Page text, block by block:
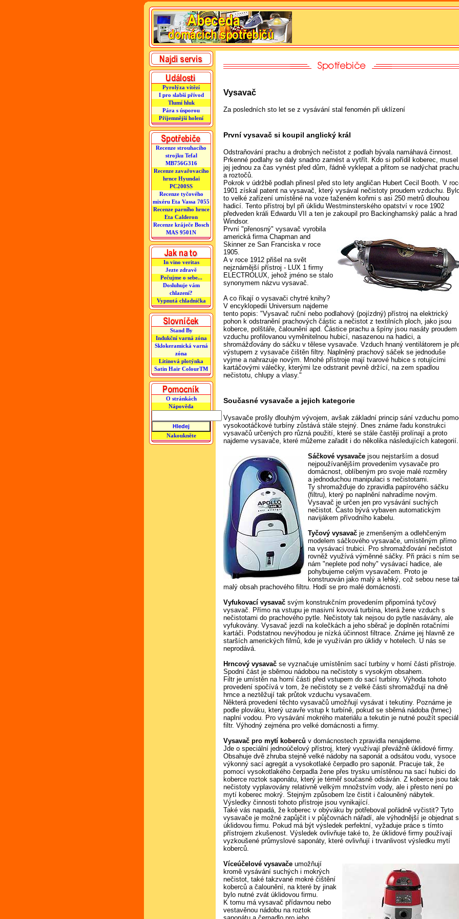
Pyrolýza vítězí
I pro slabší přívod
Tlumí hluk
Pára s úsporou
Příjemnější holení
Recenze strouhacího
strojku Tefal
MB756G316
Recenze zavařovacího
hrnce Hyundai
PC200SS
Recenze tyčového
mixéru Eta Vassa 7055
Recenze parního hrnce
Eta Calderon
Recenze kráječe Bosch
MAS 9501N
In vino veritas
Jezte zdravě
Pečujme o sebe...
Dosluhuje vám
chlazení?
Vypnutá chladnička
Stand By
Indukční varná zóna
Sklokeramická varná
zóna
Litinová plotýnka
Satin Hair ColourTM
O stránkách
Nápověda
Nakoukněte
Vysavač
Za posledních sto let se z vysávání stal fenomén při uklízení
První vysavač si koupil anglický král
Odstraňování prachu a drobných nečistot z podlah bývala namáhavá činnost.
Prkenné podlahy se daly snadno zamést a vytřít. Kdo si pořídil koberec, musel
jej jednou za čas vynést před dům, řádně vyklepat a přitom se nadýchat
a roztočů.
Pokrok v údržbě podlah přinesl před sto lety angličan Hubert Cecil Booth. V
1901 získal patent na vysavač, který vysával nečistoty proudem vzduchu.
to velké zařízení umístěné na voze taženém koňmi s asi 250 metrů dlouhou
hadicí. Tento přístroj byl při úklidu Westminsterského opatství v roce 1902
předveden králi Edwardu VII a ten je zakoupil pro Backinghamský palác a hrad
Windsor.
První "přenosný" vysavač vyrobila
americká firma Chapman and
Skinner ze San Franciska v roce
1905.
A v roce 1912 přišel na svět
nejznámější přístroj - LUX 1 firmy
ELECTROLUX, jehož jméno se stalo
synonymem názvu vysavač.
A co říkají o vysavači chytré knihy?
V encyklopedii Universum najdeme
tento popis: "Vysavač ruční nebo podlahový (pojízdný) přístroj na elektrický
pohon k odstranění prachových částic a nečistot z textilních ploch, jako jsou
koberce, polštáře, čalounění apd. Částice prachu a špíny jsou nasáty proudem
vzduchu profilovanou vyměnitelnou hubicí, nasazenou na hadici, a
shromážďovány do sáčku v tělese vysavače. Vzduch hnaný ventilátorem je
výstupem z vysavače čištěn filtry. Naplněný prachový sáček se jednoduše
vyjme a nahrazuje novým. Mnohé přístroje mají tvarové hubice s rotujícími
kartáčovými válečky, kterými lze odstranit pevně držící, na zem spadlou
nečistotu, chlupy a vlasy."
Současné vysavače a jejich kategorie
Vysavače prošly dlouhým vývojem, avšak základní princip sání vzduchu
vysokootáčkové turbíny zůstává stále stejný. Dnes známe řadu konstrukci
vysavačů určených pro různá použití, které se stále častěji prolínají a proto
najdeme vysavače, které můžeme zařadit i do několika následujících kategorií.
Sáčkové vysavače jsou nejstarším a dosud
nejpoužívanějším provedením vysavače pro
domácnost, oblíbeným pro svoje malé rozměry
a jednoduchou manipulaci s nečistotami.
Ty shromažďuje do zpravidla papírového sáčku
(filtru), který po naplnění nahradíme novým.
Vysavač je určen jen pro vysávání suchých
nečistot. Často bývá vybaven automatickým
navijákem přívodního kabelu.
Tyčový vysavač je zmenšeným a odlehčeným
modelem sáčkového vysavače, umístěným přímo
na vysávací trubici. Pro shromažďování nečistot
rovněž využívá výměnné sáčky. Při práci s ním se
nám "neplete pod nohy" vysávací hadice, ale
pohybujeme celým vysavačem. Proto je
konstruován jako malý a lehký, což sebou nese
malý obsah prachového filtru. Hodí se pro malé domácnosti.
Vyfukovací vysavač svým konstrukčním provedením připomíná tyčový
vysavač. Přímo na vstupu je masivní kovová turbína, která žene vzduch s
nečistotami do prachového pytle. Nečistoty tak nejsou do pytle nasávány, ale
vyfukovány. Vysavač jezdí na kolečkách a jeho sběrač je doplněn rotačními
kartáči. Podstatnou nevýhodou je nízká účinnost filtrace. Známe jej hlavně ze
starších amerických filmů, kde je využíván pro úklidy v hotelech. U nás se
neprodává.
Hrncový vysavač se vyznačuje umístěním sací turbíny v horní části přístroje.
Spodní část je sběrnou nádobou na nečistoty s vysokým obsahem.
Filtr je umístěn na horní části před vstupem do sací turbíny. Výhoda tohoto
provedení spočívá v tom, že nečistoty se z velké části shromažďují na dně
hrnce a neztěžují tak průtok vzduchu vysavačem.
Některá provedení těchto vysavačů umožňují vysávat i tekutiny. Poznáme je
podle plováku, který uzavře vstup k turbíně, pokud se sběrná nádoba (hrnec)
naplní vodou. Pro vysávání mokrého materiálu a tekutin je nutné použít
filtr. Výhodný zejména pro velké domácnosti a firmy.
Vysavač pro mytí koberců v domácnostech zpravidla nenajdeme.
Jde o speciální jednoúčelový přístroj, který využívají převážně úklidové firmy.
Obsahuje dvě zhruba stejně velké nádoby na saponát a odsátou vodu, vysoce
výkonný sací agregát a vysokotlaké čerpadlo pro saponát. Pracuje tak, že
pomocí vysokotlakého čerpadla žene přes trysku umístěnou na sací hubici do
koberce roztok saponátu, který je téměř současně odsáván. Z koberce jsou tak
nečistoty vyplavovány relativně velkým množstvím vody, ale i přesto není po
mytí koberec mokrý. Stejným způsobem lze čistit i čalouněný nábytek.
Výsledky činnosti tohoto přístroje jsou vynikající.
Také vás napadá, že koberec v obýváku by potřeboval pořádně vyčistit? Tyto
vysavače je možné zapůjčit i v půjčovnách nářadí, ale výhodnější je objednat
úklidovou firmu. Pokud má být výsledek perfektní, vyžaduje práce s tímto
přístrojem zkušenost. Výsledek ovlivňuje také to, že úklidové firmy používají
vyzkoušené průmyslové saponáty, které ovlivňují i trvanlivost výsledku mytí
koberců.
Víceúčelové vysavače umožňují
kromě vysávání suchých i mokrých
nečistot, také takzvané mokré čištění
koberců a čalounění, na které by jinak
bylo nutné zvát úklidovou firmu.
K tomu má vysavač přídavnou nebo
vestavěnou nádobu na roztok